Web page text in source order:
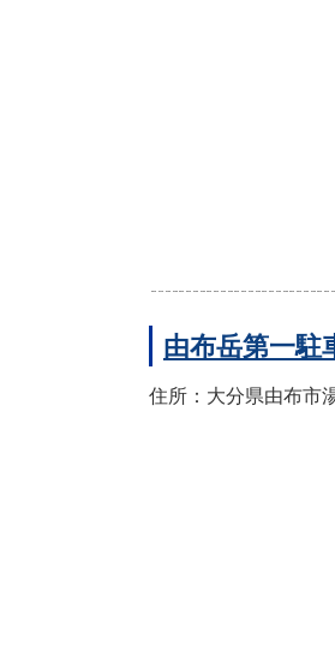
由布岳第一駐
住所：大分県由布市